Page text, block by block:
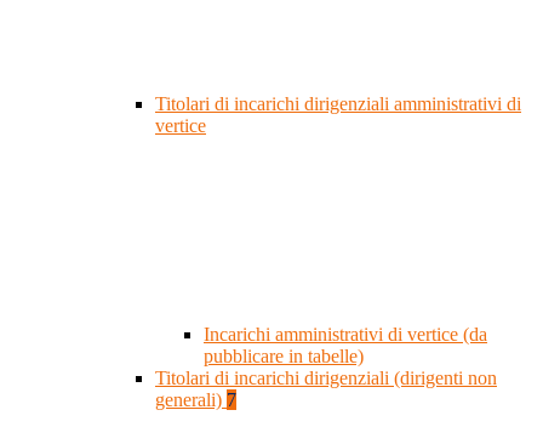
Titolari di incarichi dirigenziali amministrativi di
vertice
Incarichi amministrativi di vertice (da
pubblicare in tabelle)
Titolari di incarichi dirigenziali (dirigenti non
generali) 7